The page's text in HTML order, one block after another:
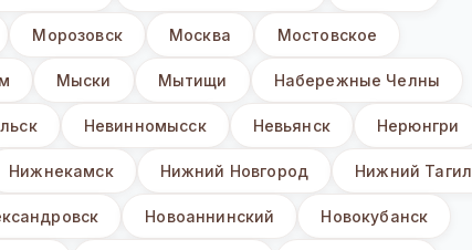
Морозовск Москва Мостовское
Мыски Мытищи Набережные Челны
Невинномысск Невьянск Нерюнгри
Нижнекамск Нижний Новгород Нижний Тагил
Новоаннинский Новокубанск